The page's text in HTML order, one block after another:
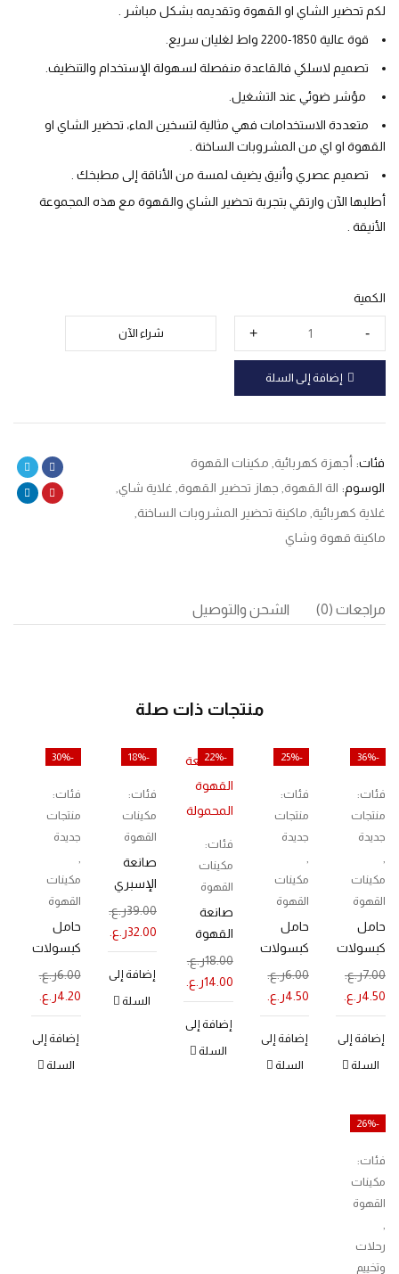
لكم تحضير الشاي او القهوة وتقديمه بشكل مباشر .
قوة عالية 1850-2200 واط لغليان سريع.
تصميم لاسلكي فالقاعدة منفصلة لسهولة الإستخدام والتنظيف.
مؤشر ضوئي عند التشغيل.
متعددة الاستخدامات فهي مثالية لتسخين الماء، تحضير الشاي او
القهوة او اي من المشروبات الساخنة .
تصميم عصري وأنيق يضيف لمسة من الأناقة إلى مطبخك .
أطلبها الآن وارتقي بتجربة تحضير الشاي والقهوة مع هذه المجموعة
الأنيقة .
الكمية
إضافة إلى السلة
شراء الآن
فئات: أجهزة كهربائية مكينات القهوة
الوسوم: الة القهوة جهاز تحضير القهوة غلاية شاي
غلاية كهربائية ماكينة تحضير المشروبات الساخنة
ماكينة قهوة وشاي
مراجعات (0) الشحن والتوصيل
منتجات ذات صلة
-36%
فئات:
منتجات
جديدة
,
مكينات
القهوة
حامل
كبسولات
متنوعة
كروم
7.00ر.ع.
4.50ر.ع.
إضافة إلى
السلة
-25%
فئات:
منتجات
جديدة
,
مكينات
القهوة
حامل
كبسولات
نسبريسو
كروم
6.00ر.ع.
4.50ر.ع.
إضافة إلى
السلة
-22%
فئات:
مكينات
القهوة
صانعة
القهوة
المحمولة
18.00ر.ع.
14.00ر.ع.
إضافة إلى
السلة
-18%
فئات:
مكينات
القهوة
صانعة
الإسبري
سو
المتطورة
39.00ر.ع.
32.00ر.ع.
إضافة إلى
السلة
-30%
فئات:
منتجات
جديدة
,
مكينات
القهوة
حامل
كبسولات
دولتشي
جوستو
6.00ر.ع.
4.20ر.ع.
إضافة إلى
السلة
-26%
فئات:
مكينات
القهوة
,
رحلات
وتخييم